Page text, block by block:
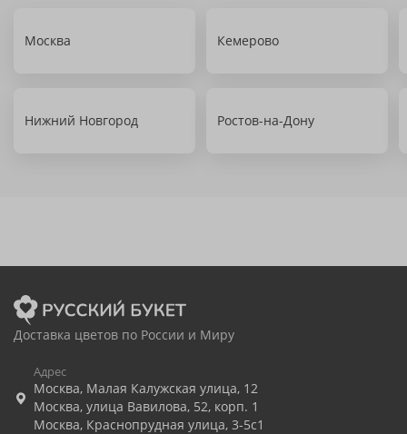
Москва Кемерово
Нижний Новгород Ростов-на-Дону
Доставка цветов по России и Миру
Адрес
Москва, Малая Калужская улица, 12
Москва, улица Вавилова, 52, корп. 1
Москва, Краснопрудная улица, 3-5с1